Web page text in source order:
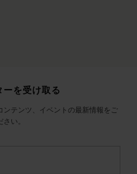
ーを受け取る
テンツ、イベントの最新情報をご
い。